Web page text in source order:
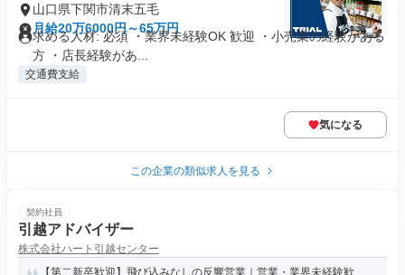
山口県下関市清末五毛
月給20万6000円～65万円
求める人材: 必須 ・業界未経験OK 歓迎 ・小売業の経験がある
方 ・店長経験があ...
交通費支給
気になる
この企業の類似求人を見る
契約社員
引越アドバイザー
株式会社ハート引越センター
【第二新卒歓迎】飛び込みなしの反響営業｜営業・業界未経験歓